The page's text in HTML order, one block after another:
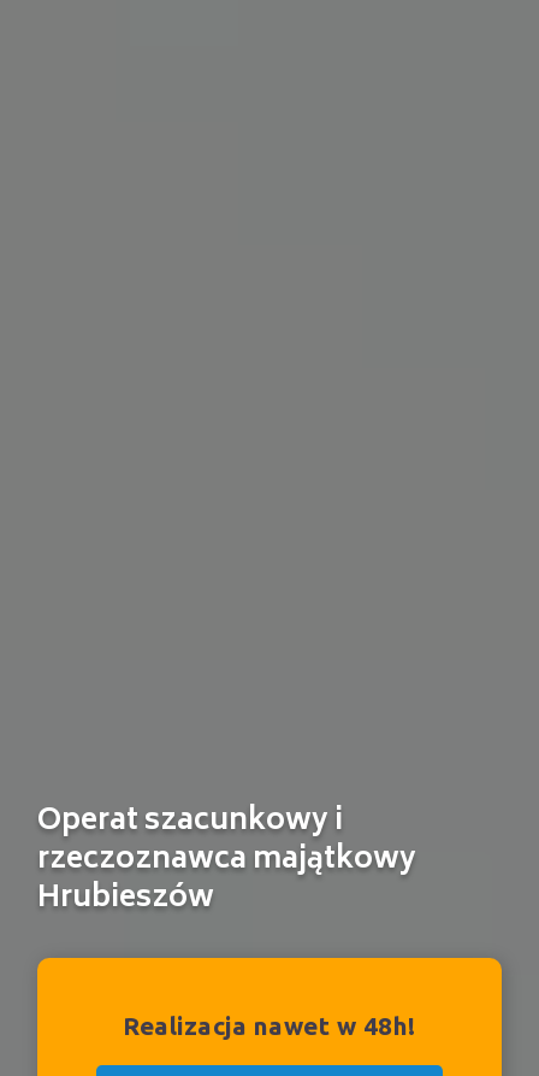
Operat szacunkowy i
rzeczoznawca majątkowy
Hrubieszów
Realizacja nawet w 48h!